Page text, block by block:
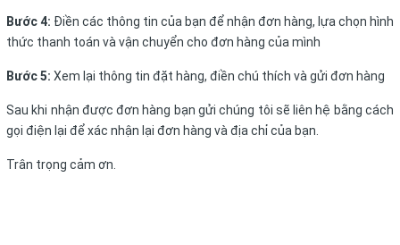
Bước 4: Điền các thông tin của bạn để nhận đơn hàng, lựa chọn hình
thức thanh toán và vận chuyển cho đơn hàng của mình
Bước 5: Xem lại thông tin đặt hàng, điền chú thích và gửi đơn hàng
Sau khi nhận được đơn hàng bạn gửi chúng tôi sẽ liên hệ bằng cách
gọi điện lại để xác nhận lại đơn hàng và địa chỉ của bạn.
Trân trọng cảm ơn.